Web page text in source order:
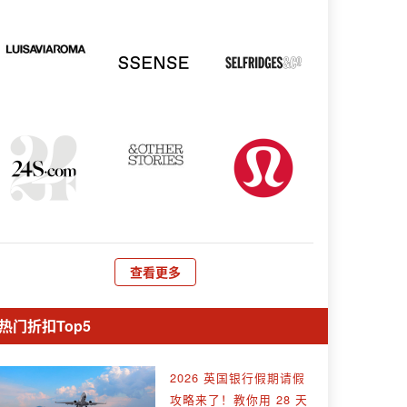
查看更多
门折扣Top5
2026 英国银行假期请假
攻略来了！教你用 28 天